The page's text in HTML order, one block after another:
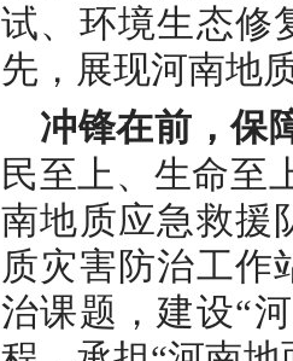
试、环境生态修
先，展现河南地
冲锋在前，保
民至上、生命至
南地质应急救援
质灾害防治工作
治课题，建设“